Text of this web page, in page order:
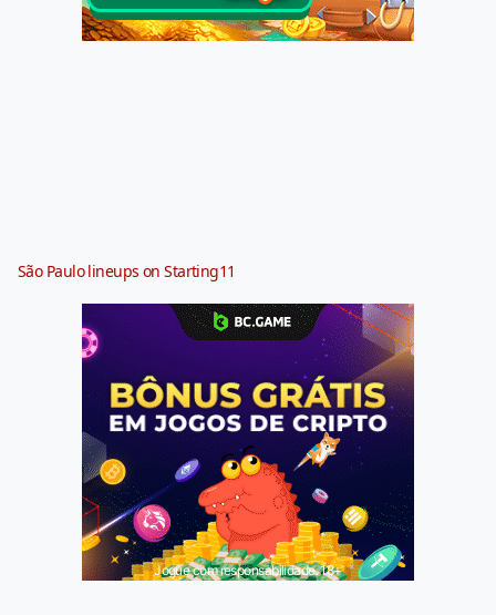
São Paulo lineups on Starting11
Jogue com responsabilidade. 18+